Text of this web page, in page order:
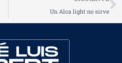
Un Alca light no sirve